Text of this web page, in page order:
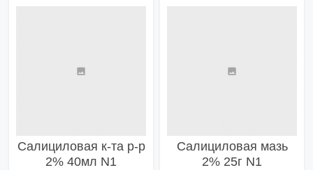
Салициловая к-та р-р
2% 40мл N1
Салициловая мазь
2% 25г N1